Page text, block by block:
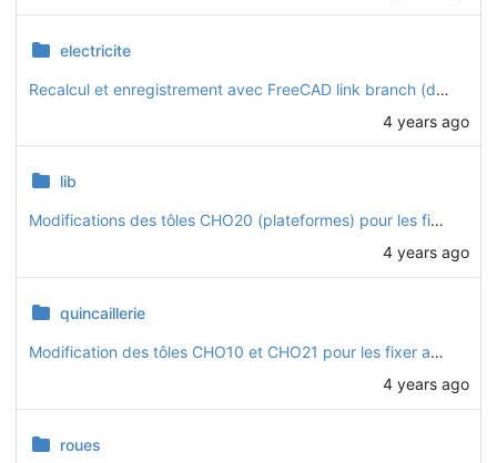
electricite
Recalcul et enregistrement avec FreeCAD link branch (daily 20221128)
4 years ago
lib
Modifications des tôles CHO20 (plateformes) pour les fixer avec des boulons traversants
4 years ago
quincaillerie
Modification des tôles CHO10 et CHO21 pour les fixer avec des boulons traversants
4 years ago
roues